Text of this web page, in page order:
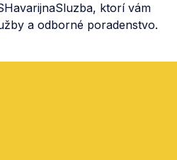
ktorí vám
a odborné poradenstvo.